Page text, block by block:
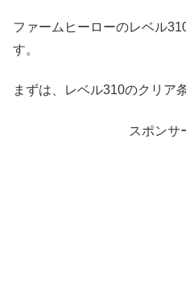
ファームヒーローのレベル
す。
まずは、レベル310のクリア
スポンサ